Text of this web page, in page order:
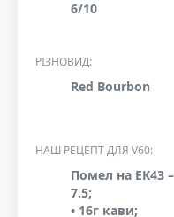
6/10
РІЗНОВИД:
Red Bourbon
НАШ РЕЦЕПТ ДЛЯ V60:
Помел на ЕК43 –
7.5;
• 16г кави;